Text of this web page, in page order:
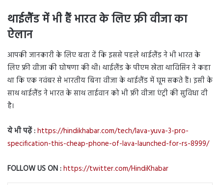
थाईलैंड में भी हैं भारत के लिए फ्री वीजा का
ऐलान
आपकी जानकारी के लिए बता दें कि इससे पहले थाईलैंड ने भी भारत के
लिए फ्री वीजा की घोषणा की थी। थाईलैंड के पीएम स्रेता थाविसिन ने कहा
था कि एक नवंबर से भारतीय बिना वीजा के थाईलैंड में घूम सकते हैं। इसी के
साथ थाईलैंड ने भारत के साथ ताईवान को भी फ्री वीजा एंट्री की सुविधा दी
है।
ये भी पढ़ें :https://hindikhabar.com/tech/lava-yuva-3-pro-
specification-this-cheap-phone-of-lava-launched-for-rs-8999/
FOLLOW US ON :https://twitter.com/HindiKhabar